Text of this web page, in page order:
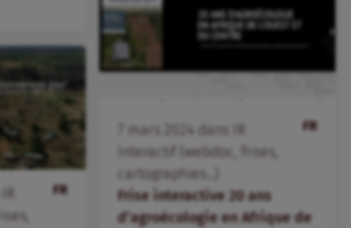
FR
mars 2024 dans
Interactif (webdoc, frises,
cartographies...)
Frise interactive 20 ans
d’agroécologie en Afrique de
FR